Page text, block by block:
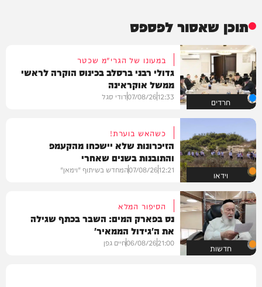
תוכן שאסור לפספס
חרדים
במעונו של הגרי"מ שכטר
גדולי רבני ברסלב בכינוס הוקרה לראשי
ממשל אוקראינה
12:33
07/08/26דודי סגל
וידאו
כשהאש בוערת!
הזיכרונות שלא יישכחו מהקעמפ
והתובנות בשנים שאחרי
12:21
07/08/26המחדש בשיתוף "וימאן"
חדשות
הסיפור המלא
נס בפארק המים: השבר בכתף שגילה
את ה'גידול הממאיר'
21:00
06/08/26חיים גפן